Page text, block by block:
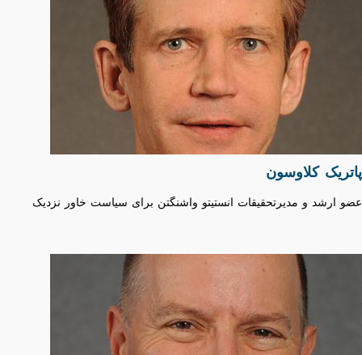
پاتریک کلاوسون
عضو ارشد و مدیرتحقیقات انستیتو واشنگتن برای سیاست خاور نزدیک